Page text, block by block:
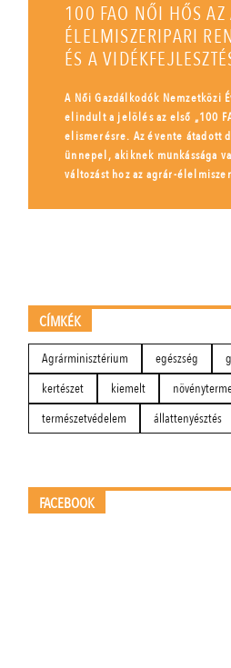
100 FAO NŐI HŐS AZ
ÉLELMISZERIPARI
ÉS A
A Női Gazdálkodók Nemzetközi
elindult a jelölés az első „100
elismerésre. Az évente átadott
ünnepel, akiknek munkássága
változást hoz az agrár-
CÍMKÉK
Agrárminisztérium egészség
kertészet
kiemelt
természetvédelem
állattenyésztés
FACEBOOK